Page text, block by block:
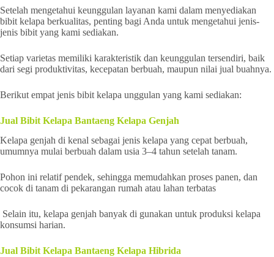
Setelah mengetahui keunggulan layanan kami dalam menyediakan
bibit kelapa berkualitas, penting bagi Anda untuk mengetahui jenis-
jenis bibit yang kami sediakan.
Setiap varietas memiliki karakteristik dan keunggulan tersendiri, baik
dari segi produktivitas, kecepatan berbuah, maupun nilai jual buahnya.
Berikut empat jenis bibit kelapa unggulan yang kami sediakan:
Jual Bibit Kelapa Bantaeng Kelapa Genjah
Kelapa genjah di kenal sebagai jenis kelapa yang cepat berbuah,
umumnya mulai berbuah dalam usia 3–4 tahun setelah tanam.
Pohon ini relatif pendek, sehingga memudahkan proses panen, dan
cocok di tanam di pekarangan rumah atau lahan terbatas
Selain itu, kelapa genjah banyak di gunakan untuk produksi kelapa
konsumsi harian.
Jual Bibit Kelapa Bantaeng Kelapa Hibrida